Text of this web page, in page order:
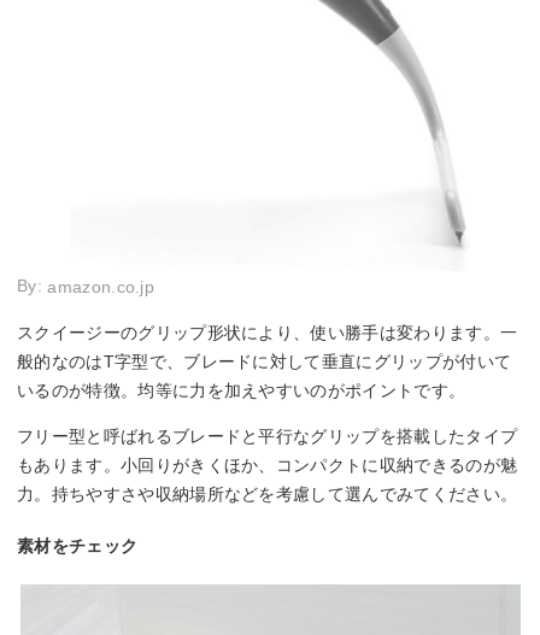
By:amazon.co.jp
スクイージーのグリップ形状により、使い勝手は変わります。一
般的なのはT字型で、ブレードに対して垂直にグリップが付いて
いるのが特徴。均等に力を加えやすいのがポイントです。
フリー型と呼ばれるブレードと平行なグリップを搭載したタイプ
もあります。小回りがきくほか、コンパクトに収納できるのが魅
力。持ちやすさや収納場所などを考慮して選んでみてください。
素材をチェック